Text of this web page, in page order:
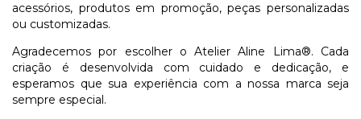
acessórios, produtos em promoção, peças personalizadas
ou customizadas.
Agradecemos por escolher o Atelier Aline Lima®. Cada
criação é desenvolvida com cuidado e dedicação, e
esperamos que sua experiência com a nossa marca seja
sempre especial.